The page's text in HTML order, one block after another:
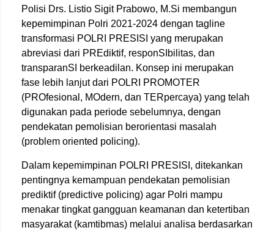
Polisi Drs. Listio Sigit Prabowo, M.Si membangun
kepemimpinan Polri 2021-2024 dengan tagline
transformasi POLRI PRESISI yang merupakan
abreviasi dari PREdiktif, responSIbilitas, dan
transparanSI berkeadilan. Konsep ini merupakan
fase lebih lanjut dari POLRI PROMOTER
(PROfesional, MOdern, dan TERpercaya) yang telah
digunakan pada periode sebelumnya, dengan
pendekatan pemolisian berorientasi masalah
(problem oriented policing).
Dalam kepemimpinan POLRI PRESISI, ditekankan
pentingnya kemampuan pendekatan pemolisian
prediktif (predictive policing) agar Polri mampu
menakar tingkat gangguan keamanan dan ketertiban
masyarakat (kamtibmas) melalui analisa berdasarkan